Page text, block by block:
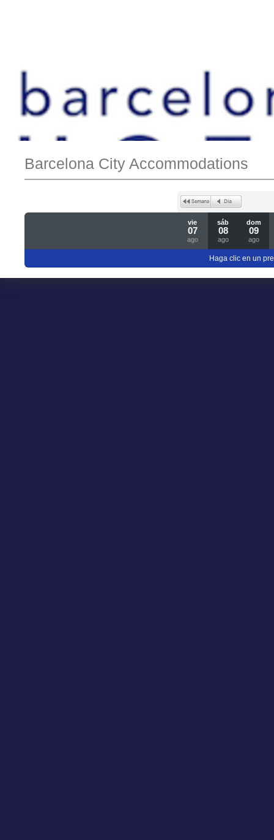
Barcelona City Accommodations
vie
07
ago
sáb
08
ago
dom
09
ago
Haga clic en un